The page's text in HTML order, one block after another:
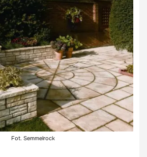
Fot. Semmelrock